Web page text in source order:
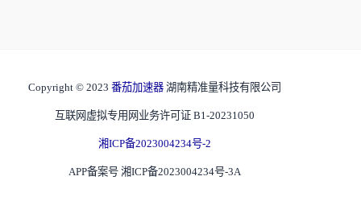
Copyright © 2023 番茄加速器 湖南精准量科技有限公司
互联网虚拟专用网业务许可证 B1-20231050
湘ICP备2023004234号-2
APP备案号 湘ICP备2023004234号-3A